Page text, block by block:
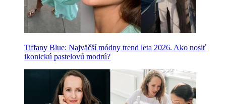
Tiffany Blue: Najväčší módny trend leta 2026. Ako nosiť
ikonickú pastelovú modrú?